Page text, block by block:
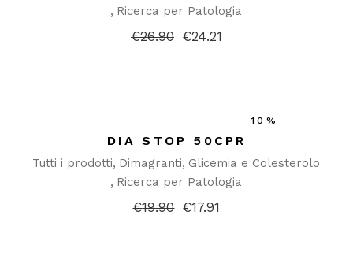
Ricerca per Patologia
€26.90 Il€24.21
Il
-10%
DIA STOP 50CPR
Tutti i prodotti Dimagranti Glicemia e Colesterolo
Ricerca per Patologia
€19.90 Il€17.91
Il